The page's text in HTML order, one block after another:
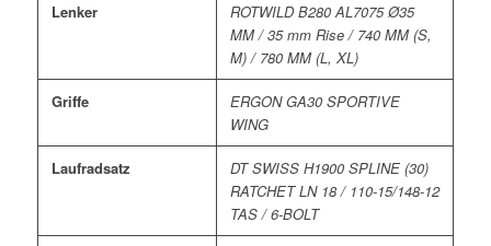
Lenker
ROTWILD B280 AL7075 Ø35
MM / 35 mm Rise / 740 MM (S,
M) / 780 MM (L, XL)
Griffe
ERGON GA30 SPORTIVE
WING
Laufradsatz
DT SWISS H1900 SPLINE (30)
RATCHET LN 18 / 110-15/148-12
TAS / 6-BOLT